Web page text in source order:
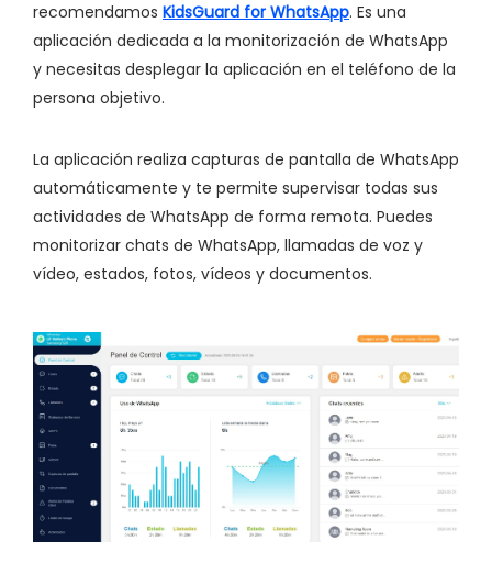
recomendamos KidsGuard for WhatsApp. Es una
aplicación dedicada a la monitorización de WhatsApp
y necesitas desplegar la aplicación en el teléfono de la
persona objetivo.
La aplicación realiza capturas de pantalla de WhatsApp
automáticamente y te permite supervisar todas sus
actividades de WhatsApp de forma remota. Puedes
monitorizar chats de WhatsApp, llamadas de voz y
vídeo, estados, fotos, vídeos y documentos.